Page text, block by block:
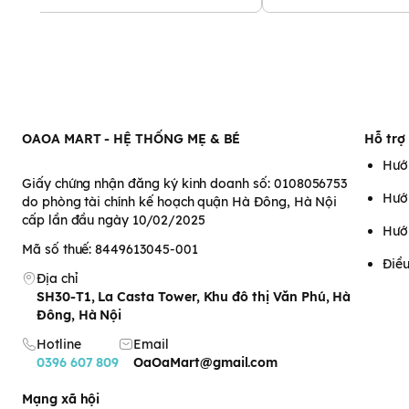
Bước 2: Lấy 1 lượng kem bằng hạt đậu, thoa đều trong và
OAOA MART - HỆ THỐNG MẸ & BÉ
Giấy chứng nhận đăng ký kinh doanh số: 0108056753
do phòng tài chính kế hoạch quận Hà Đông, Hà Nội
cấp lần đầu ngày 10/02/2025
Mã số thuế: 8449613045-001
Địa chỉ
SH30-T1, La Casta Tower, Khu đô thị Văn Phú, Hà
Đông, Hà Nội
Hotline
0396 607 809
Email
OaOaMart@gmail.com
Mạng xã hội
Hỗ trợ